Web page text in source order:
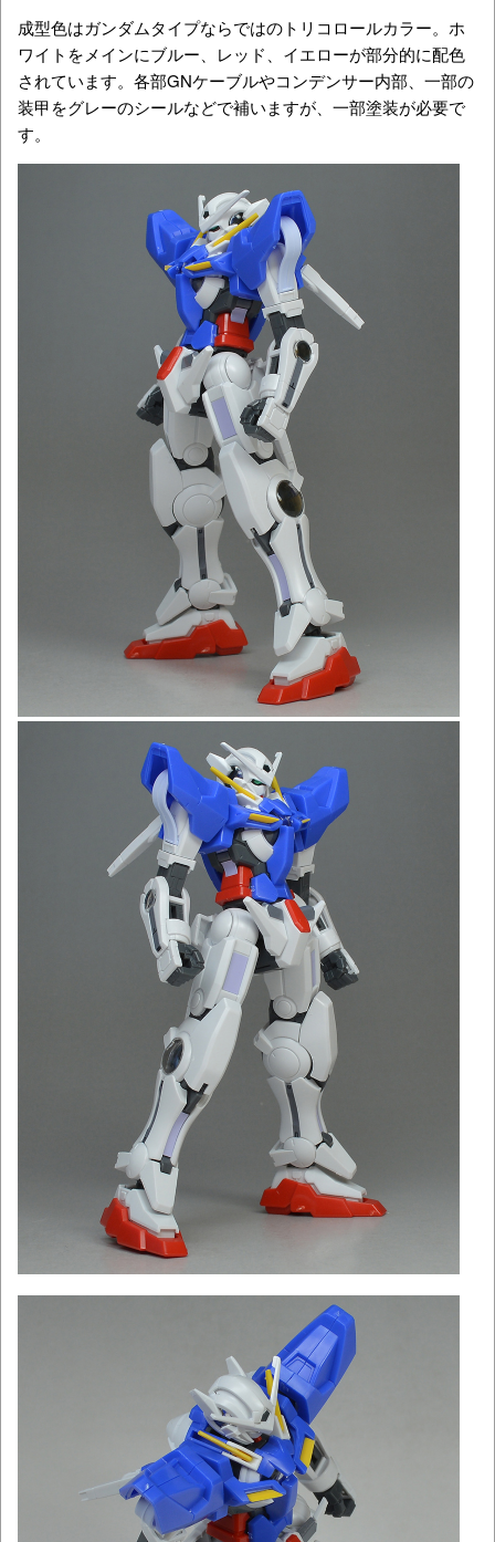
成型色はガンダムタイプならではのトリコロールカラー。ホ
ワイトをメインにブルー、レッド、イエローが部分的に配色
されています。各部GNケーブルやコンデンサー内部、一部の
装甲をグレーのシールなどで補いますが、一部塗装が必要で
す。